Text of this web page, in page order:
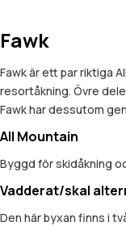
Fawk
Fawk är ett par riktiga
resortåkning. Övre
Fawk har dessutom
All Mountain
Byggd för skidåkning
Vadderat/skal
Den här byxan finns i